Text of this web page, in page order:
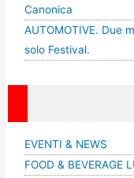
Canonica
AUTOMOTIVE. Due
solo Festival.
EVENTI & NEWS
FOOD & BEVERAGE